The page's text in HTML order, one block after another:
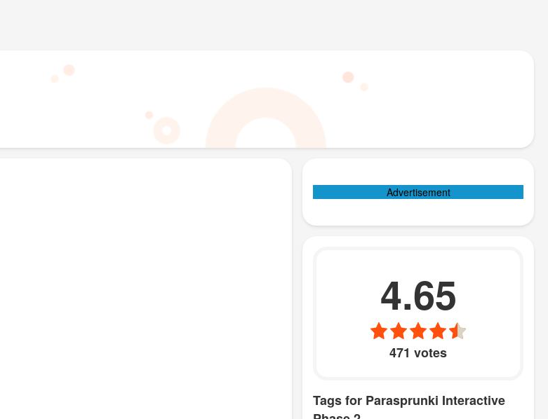
Advertisement
4.65
471 votes
Tags for Parasprunki Interactive